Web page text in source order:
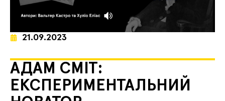
21.09.2023
АДАМ СМІТ:
ЕКСПЕРИМЕНТАЛЬНИЙ